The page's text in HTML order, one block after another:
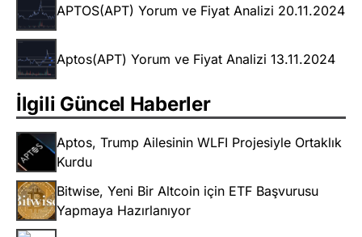
APTOS(APT) Yorum ve Fiyat Analizi 20.11.2024
Aptos(APT) Yorum ve Fiyat Analizi 13.11.2024
İlgili Güncel Haberler
Aptos, Trump Ailesinin WLFI Projesiyle Ortaklık
Kurdu
Bitwise, Yeni Bir Altcoin için ETF Başvurusu
Yapmaya Hazırlanıyor